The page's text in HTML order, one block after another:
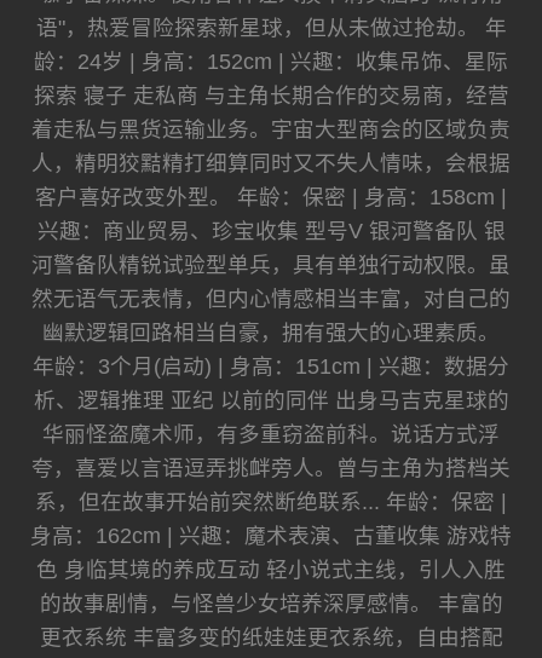
语"，热爱冒险探索新星球，但从未做过抢劫。 年
龄：24岁 | 身高：152cm | 兴趣：收集吊饰、星际
探索 寝子 走私商 与主角长期合作的交易商，经营
着走私与黑货运输业务。宇宙大型商会的区域负责
人，精明狡黠精打细算同时又不失人情味，会根据
客户喜好改变外型。 年龄：保密 | 身高：158cm |
兴趣：商业贸易、珍宝收集 型号V 银河警备队 银
河警备队精锐试验型单兵，具有单独行动权限。虽
然无语气无表情，但内心情感相当丰富，对自己的
幽默逻辑回路相当自豪，拥有强大的心理素质。
年龄：3个月(启动) | 身高：151cm | 兴趣：数据分
析、逻辑推理 亚纪 以前的同伴 出身马吉克星球的
华丽怪盗魔术师，有多重窃盗前科。说话方式浮
夸，喜爱以言语逗弄挑衅旁人。曾与主角为搭档关
系，但在故事开始前突然断绝联系... 年龄：保密 |
身高：162cm | 兴趣：魔术表演、古董收集 游戏特
色 身临其境的养成互动 轻小说式主线，引人入胜
的故事剧情，与怪兽少女培养深厚感情。 丰富的
更衣系统 丰富多变的纸娃娃更衣系统，自由搭配